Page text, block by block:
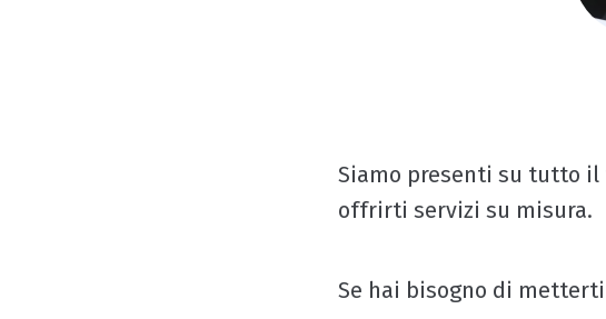
Siamo presenti su tutto
offrirti servizi su misura.
Se hai bisogno di